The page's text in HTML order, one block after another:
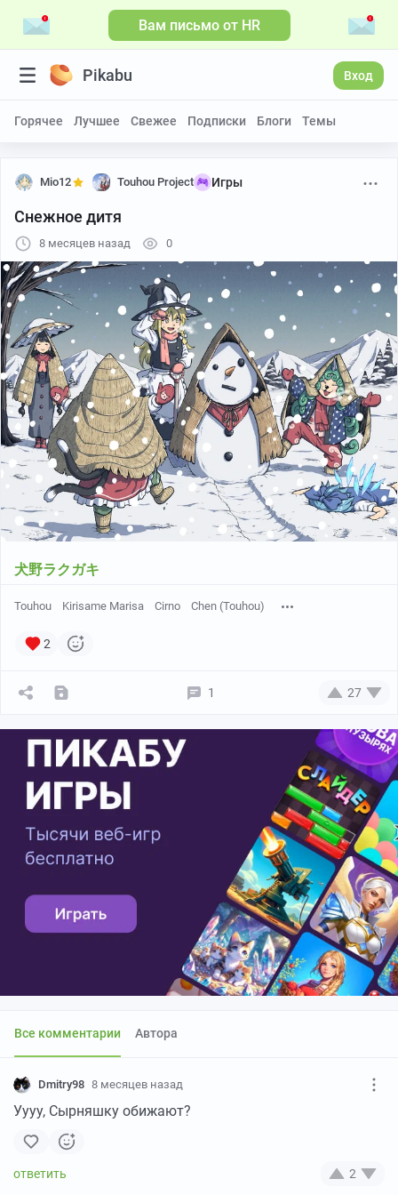
Вам письмо от HR
Pikabu Вход
Горячее Лучшее Свежее Подписки Блоги Темы
Mio12 Touhou Project Игры
Снежное дитя
8 месяцев назад 0
犬野ラクガキ
Touhou Kirisame Marisa Cirno Chen (Touhou)
2
1 27
Все комментарии Автора
Dmitry98 8 месяцев назад
Уууу, Сырняшку обижают?
2